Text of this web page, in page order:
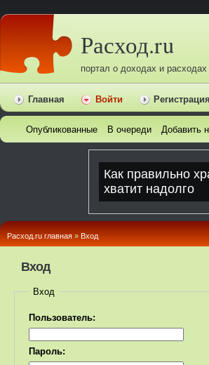
Расход.ru
портал о доходах и расходах
Главная Войти Регистрация
Опубликованные В очереди Добавить
Расход.ru главная » Вход
Вход
Вход
Пользователь:
Пароль: